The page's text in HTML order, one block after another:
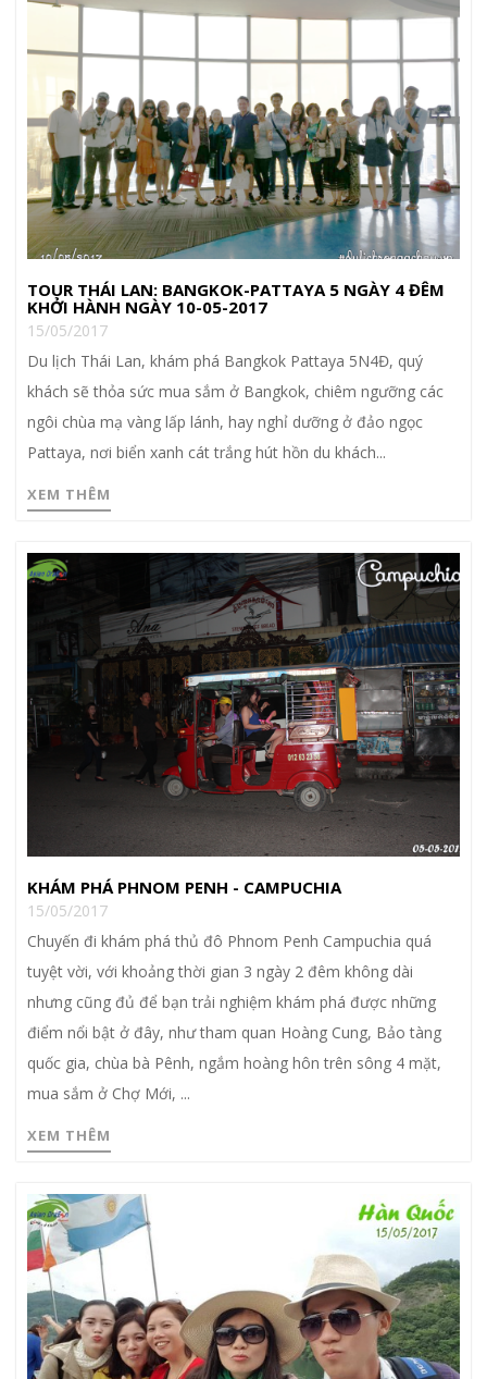
TOUR THÁI LAN: BANGKOK-PATTAYA 5 NGÀY 4 ĐÊM
KHỞI HÀNH NGÀY 10-05-2017
15/05/2017
Du lịch Thái Lan, khám phá Bangkok Pattaya 5N4Đ, quý
khách sẽ thỏa sức mua sắm ở Bangkok, chiêm ngưỡng các
ngôi chùa mạ vàng lấp lánh, hay nghỉ dưỡng ở đảo ngọc
Pattaya, nơi biển xanh cát trắng hút hồn du khách...
XEM THÊM
KHÁM PHÁ PHNOM PENH - CAMPUCHIA
15/05/2017
Chuyến đi khám phá thủ đô Phnom Penh Campuchia quá
tuyệt vời, với khoảng thời gian 3 ngày 2 đêm không dài
nhưng cũng đủ để bạn trải nghiệm khám phá được những
điểm nổi bật ở đây, như tham quan Hoàng Cung, Bảo tàng
quốc gia, chùa bà Pênh, ngắm hoàng hôn trên sông 4 mặt,
mua sắm ở Chợ Mới, ...
XEM THÊM